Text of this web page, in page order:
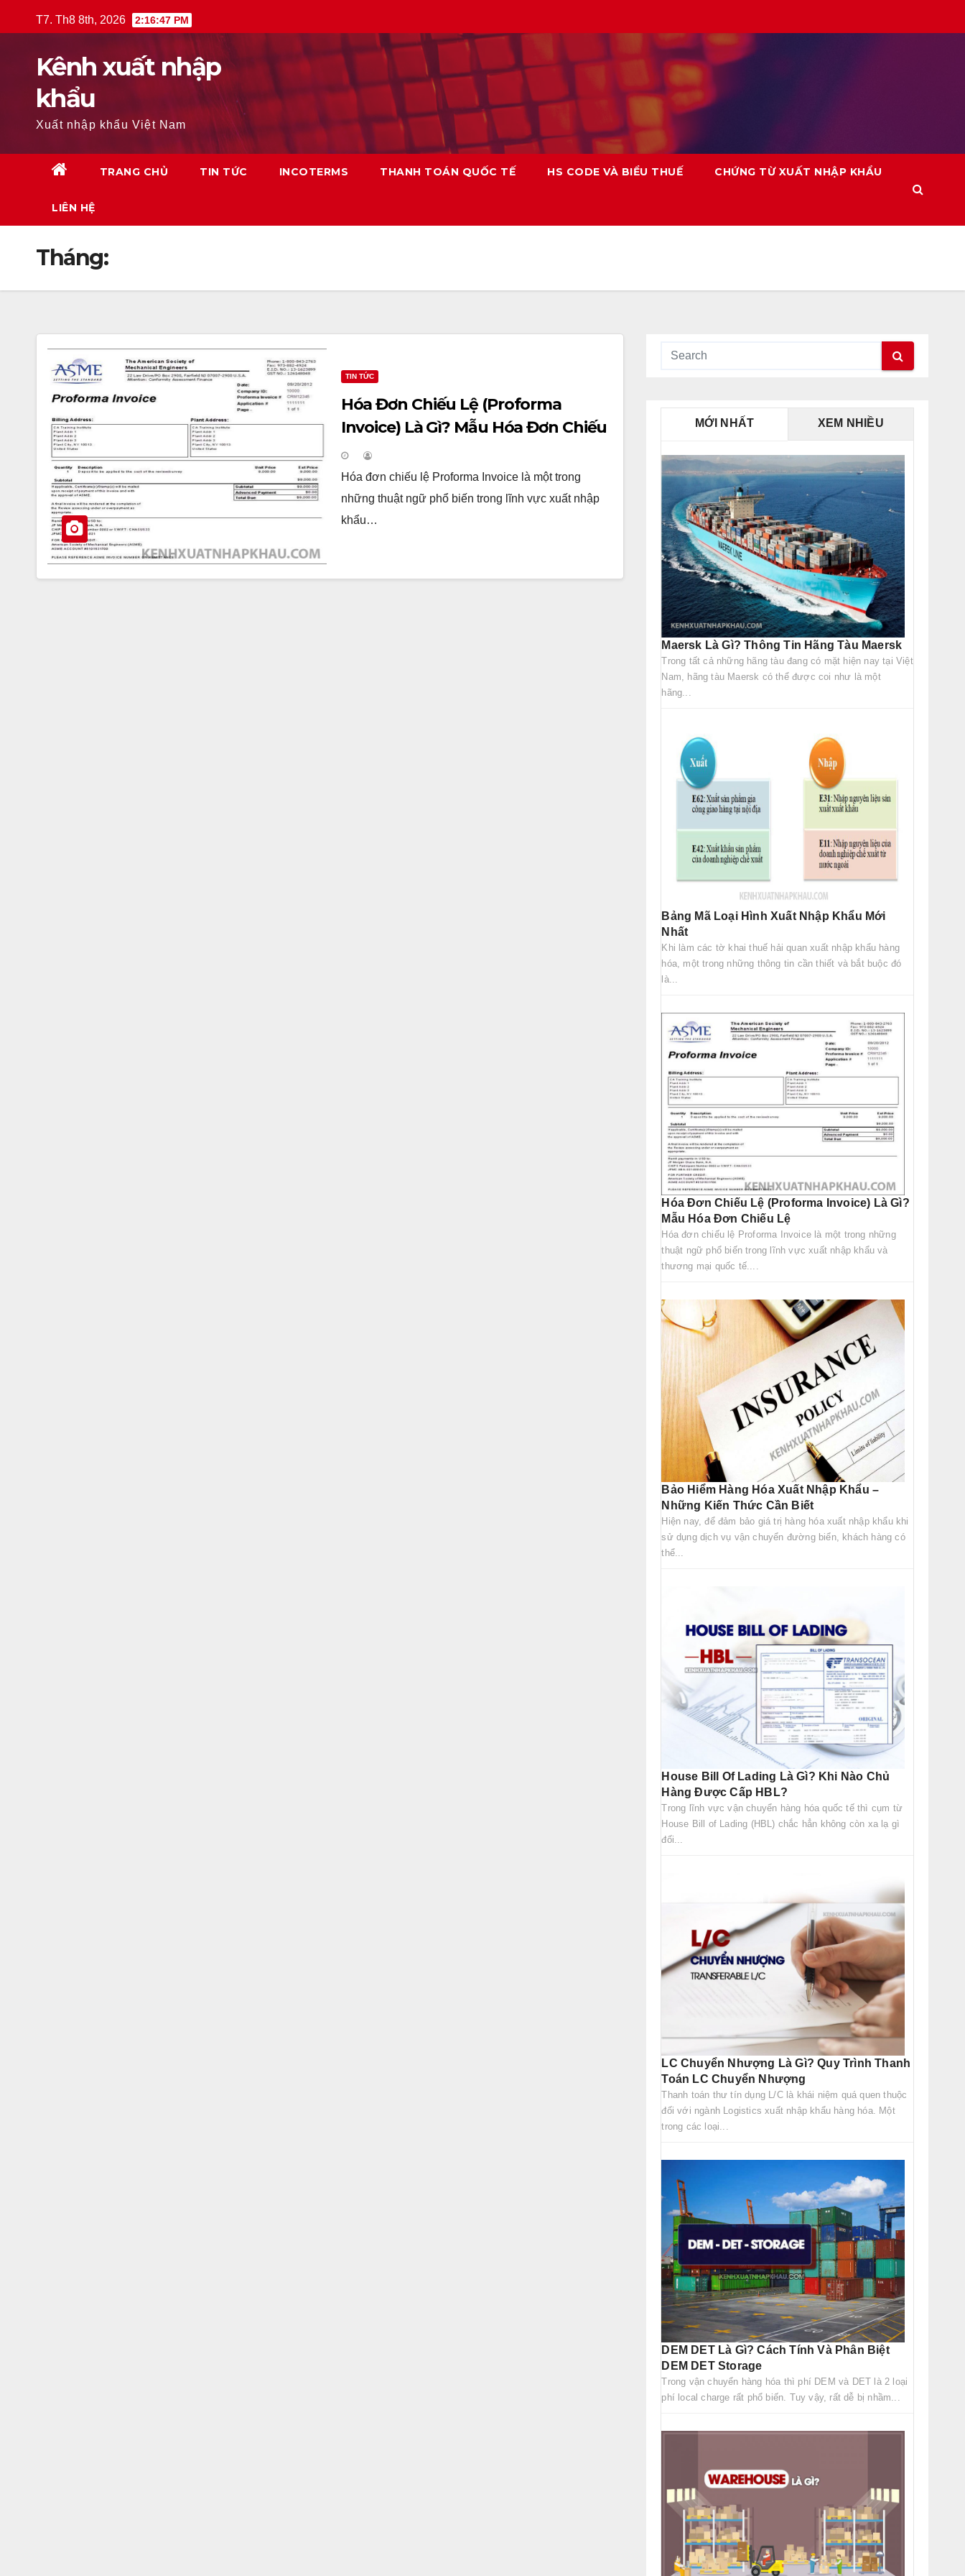
to
T7. Th8 8th, 2026 2:16:48 PM
Kênh xuất nhập
khẩu
Xuất nhập khẩu Việt Nam
TRANG CHỦ TIN TỨC INCOTERMS THANH TOÁN QUỐC TẾ HS CODE VÀ BIỂU THUẾ CHỨNG TỪ XUẤT NHẬP KHẨU
LIÊN HỆ
Tháng:
TIN TỨC
Hóa Đơn Chiếu Lệ (Proforma
Invoice) Là Gì? Mẫu Hóa Đơn Chiếu
Lệ
Hóa đơn chiếu lệ Proforma Invoice là một trong
những thuật ngữ phổ biến trong lĩnh vực xuất nhập
khẩu…
MỚI NHẤT XEM NHIỀU
Maersk Là Gì? Thông Tin Hãng Tàu Maersk
Trong tất cả những hãng tàu đang có mặt hiện nay tại Việt
Nam, hãng tàu Maersk có thể được coi như là một
hãng...
Bảng Mã Loại Hình Xuất Nhập Khẩu Mới
Nhất
Khi làm các tờ khai thuế hải quan xuất nhập khẩu hàng
hóa, một trong những thông tin cần thiết và bắt buộc đó
là...
Hóa Đơn Chiếu Lệ (Proforma Invoice) Là Gì?
Mẫu Hóa Đơn Chiếu Lệ
Hóa đơn chiếu lệ Proforma Invoice là một trong những
thuật ngữ phổ biến trong lĩnh vực xuất nhập khẩu và
thương mại quốc tế....
Bảo Hiểm Hàng Hóa Xuất Nhập Khẩu –
Những Kiến Thức Cần Biết
Hiện nay, để đảm bảo giá trị hàng hóa xuất nhập khẩu khi
sử dụng dịch vụ vận chuyển đường biển, khách hàng có
thể...
House Bill Of Lading Là Gì? Khi Nào Chủ
Hàng Được Cấp HBL?
Trong lĩnh vực vận chuyển hàng hóa quốc tế thì cụm từ
House Bill of Lading (HBL) chắc hẳn không còn xa lạ gì
đối...
LC Chuyển Nhượng Là Gì? Quy Trình Thanh
Toán LC Chuyển Nhượng
Thanh toán thư tín dụng L/C là khái niệm quá quen thuộc
đối với ngành Logistics xuất nhập khẩu hàng hóa. Một
trong các loại...
DEM DET Là Gì? Cách Tính Và Phân Biệt
DEM DET Storage
Trong vận chuyển hàng hóa thì phí DEM và DET là 2 loại
phí local charge rất phổ biến. Tuy vậy, rất dễ bị nhầm...